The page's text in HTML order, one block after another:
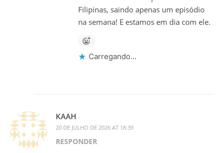
Filipinas, saindo apenas um episódio
na semana! E estamos em dia com ele.
Carregando...
KAAH
20 DE JULHO DE 2026 AT 18:39
RESPONDER